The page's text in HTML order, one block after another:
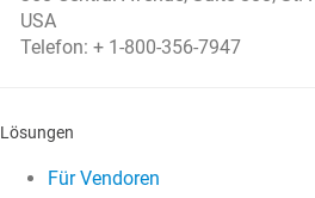
USA
Telefon: + 1-800-356-7947
Lösungen
Für Vendoren